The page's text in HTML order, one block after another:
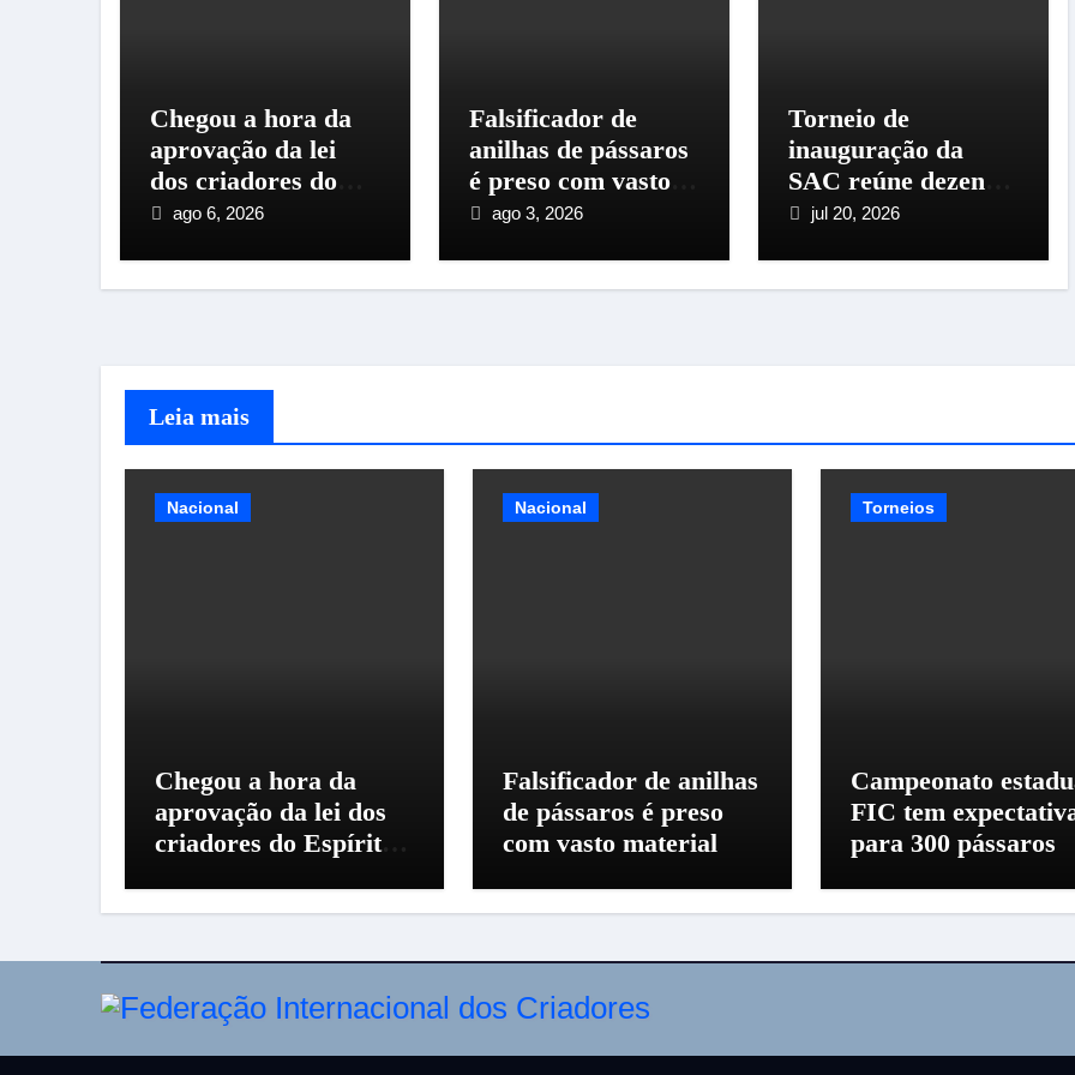
Chegou a hora da
aprovação da lei
dos criadores do
Espírito Santo
ago 6, 2026
Falsificador de
anilhas de pássaros
é preso com vasto
material
ago 3, 2026
Torneio de
inauguração da
SAC reúne dezenas
de criadores em
jul 20, 2026
Leia mais
Nacional
Chegou a hora da
aprovação da lei dos
criadores do Espírito
Nacional
Falsificador de anilhas
de pássaros é preso
com vasto material
Torneios
Campeonato
FIC tem
para 300 pássaros